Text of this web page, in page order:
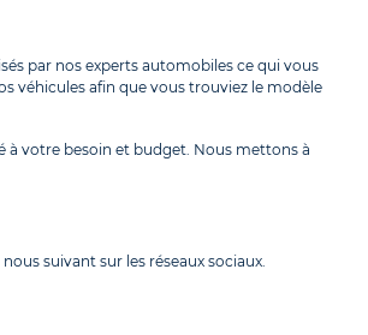
par nos experts automobiles ce qui vous
véhicules afin que vous trouviez le modèle
à votre besoin et budget. Nous mettons à
suivant sur les réseaux sociaux.